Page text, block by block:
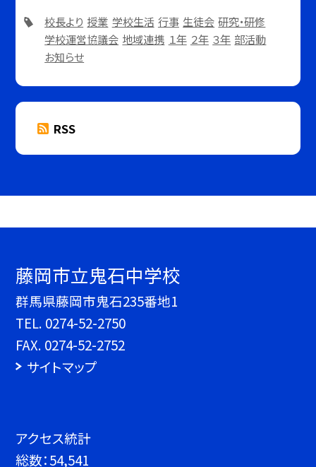
校長より 授業 学校生活 行事 生徒会 研究・研修
学校運営協議会 地域連携 １年 ２年 ３年 部活動
お知らせ
RSS
藤岡市立鬼石中学校
群馬県藤岡市鬼石235番地1
TEL. 0274-52-2750
FAX. 0274-52-2752
サイトマップ
アクセス統計
総数：54,541